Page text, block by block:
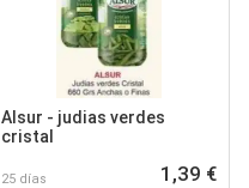
Alsur - judias verdes
cristal
25 días 1,39 €